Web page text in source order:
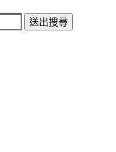
送出搜尋